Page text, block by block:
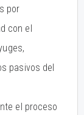
por
con el
pasivos del
el proceso